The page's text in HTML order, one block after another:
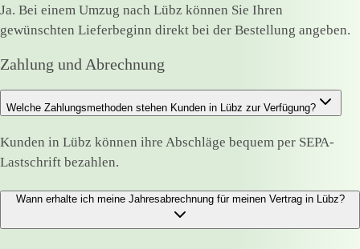
Ja. Bei einem Umzug nach Lübz können Sie Ihren
gewünschten Lieferbeginn direkt bei der Bestellung angeben.
Zahlung und Abrechnung
Welche Zahlungsmethoden stehen Kunden in Lübz zur Verfügung?
Kunden in Lübz können ihre Abschläge bequem per SEPA-
Lastschrift bezahlen.
Wann erhalte ich meine Jahresabrechnung für meinen Vertrag in Lübz?